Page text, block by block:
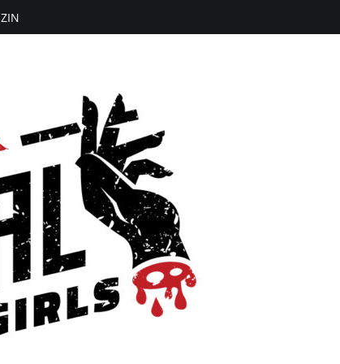
ZIN